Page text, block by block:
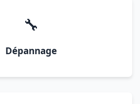
🔧
Dépannage